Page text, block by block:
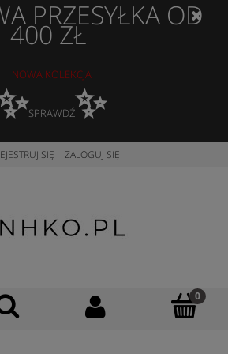
PRZESYŁKA OD
400 ZŁ
NOWA KOLEKCJA
SPRAWDŹ✨
SIĘ ZALOGUJ SIĘ